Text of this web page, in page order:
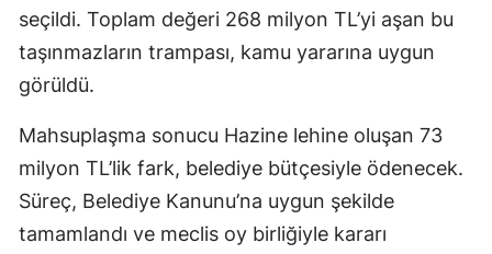
seçildi. Toplam değeri 268 milyon TL’yi aşan bu
taşınmazların trampası, kamu yararına uygun
görüldü.
Mahsuplaşma sonucu Hazine lehine oluşan 73
milyon TL’lik fark, belediye bütçesiyle ödenecek.
Süreç, Belediye Kanunu’na uygun şekilde
tamamlandı ve meclis oy birliğiyle kararı